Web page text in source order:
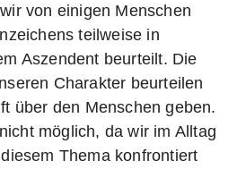
von einigen Menschen
teilweise in
Aszendent beurteilt. Die
Charakter beurteilen
über den Menschen geben.
möglich, da wir im Alltag
Thema konfrontiert